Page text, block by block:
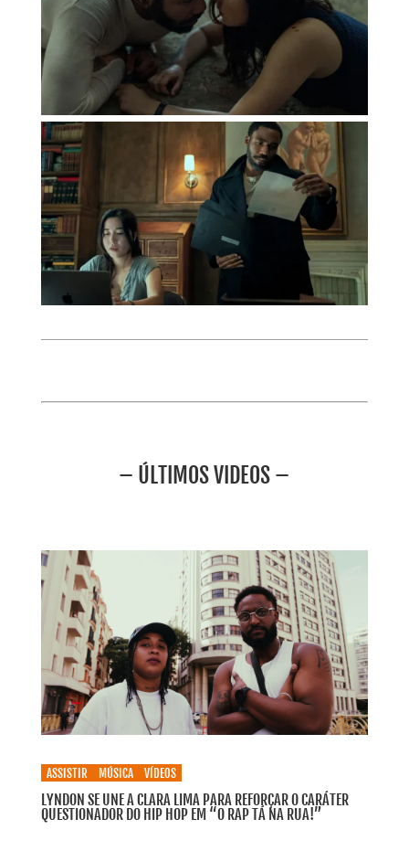
– ÚLTIMOS VIDEOS –
ASSISTIR MÚSICA VÍDEOS
LYNDON SE UNE A CLARA LIMA PARA REFORÇAR O CARÁTER
QUESTIONADOR DO HIP HOP EM “O RAP TÁ NA RUA!”